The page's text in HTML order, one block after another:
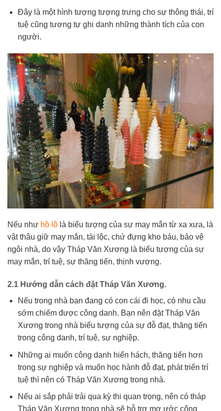
Đây là một hình tượng tượng trưng cho sự thông thái, trí
tuệ cũng tương tự ghi danh những thành tích của con
người.
Nếu như hồ lô là biểu tượng của sự may mắn từ xa xưa, là
vật thâu giữ may mắn, tài lộc, chứ đựng kho báu, bảo vệ
ngôi nhà, do vậy Tháp Văn Xương là biểu tượng của sự
may mắn, trí tuệ, sự thăng tiến, thịnh vượng.
2.1 Hướng dẫn cách đặt Tháp Văn Xương.
Nếu trong nhà bạn đang có con cái đi học, có nhu cầu
sớm chiếm được công danh. Bạn nên đặt Tháp Văn
Xương trong nhà biểu tượng của sự đỗ đạt, thăng tiến
trong công danh, trí tuệ, sự nghiệp.
Những ai muốn công danh hiển hách, thăng tiến hơn
trong sự nghiệp và muốn học hành đỗ đạt, phát triển trí
tuệ thì nên có Tháp Văn Xương trong nhà.
Nếu ai sắp phải trải qua kỳ thi quan trọng, nên có tháp
Tháp Văn Xương trong nhà sẽ hỗ trợ mơ ước công